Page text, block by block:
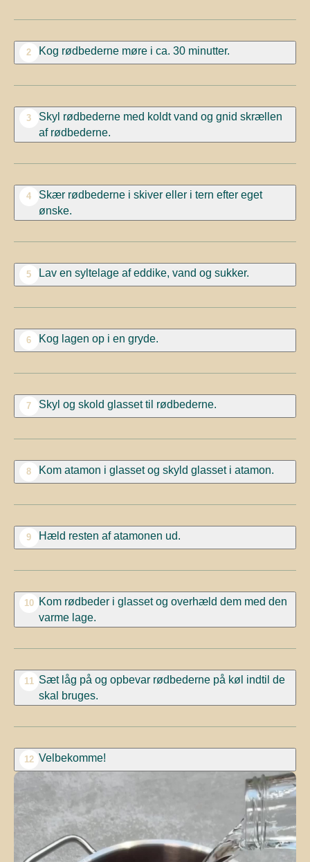
2 Kog rødbederne møre i ca. 30 minutter.
3
Skyl rødbederne med koldt vand og gnid skrællen
af rødbederne.
4
Skær rødbederne i skiver eller i tern efter eget
ønske.
5 Lav en syltelage af eddike, vand og sukker.
6 Kog lagen op i en gryde.
7 Skyl og skold glasset til rødbederne.
8 Kom atamon i glasset og skyld glasset i atamon.
9 Hæld resten af atamonen ud.
10 Kom rødbeder i glasset og overhæld dem med den
varme lage.
11 Sæt låg på og opbevar rødbederne på køl indtil de
skal bruges.
12 Velbekomme!